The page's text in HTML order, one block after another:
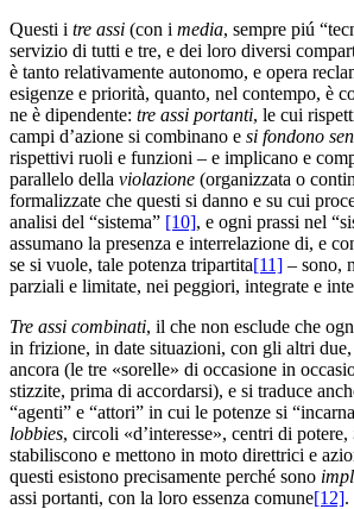
Questi i tre assi (con i media, sempre piú
servizio di tutti e tre, e dei loro diversi
è tanto relativamente autonomo, e opera
esigenze e priorità, quanto, nel contempo, è
ne è dipendente: tre assi portanti, le cui
campi d’azione si combinano e si fondono
rispettivi ruoli e funzioni – e implicano e
parallelo della violazione (organizzata o
formalizzate che questi si danno e su cui
analisi del “sistema” [10], e ogni prassi nel
assumano la presenza e interrelazione di, e
se si vuole, tale potenza tripartita[11] – sono,
parziali e limitate, nei peggiori, integrate e
Tre assi combinati, il che non esclude che
in frizione, in date situazioni, con gli altri
ancora (le tre «sorelle» di occasione in
stizzite, prima di accordarsi), e si traduce
“agenti” e “attori” in cui le potenze si
lobbies, circoli «d’interesse», centri di potere,
stabiliscono e mettono in moto direttrici e
questi esistono precisamente perché sono
assi portanti, con la loro essenza comune[12].